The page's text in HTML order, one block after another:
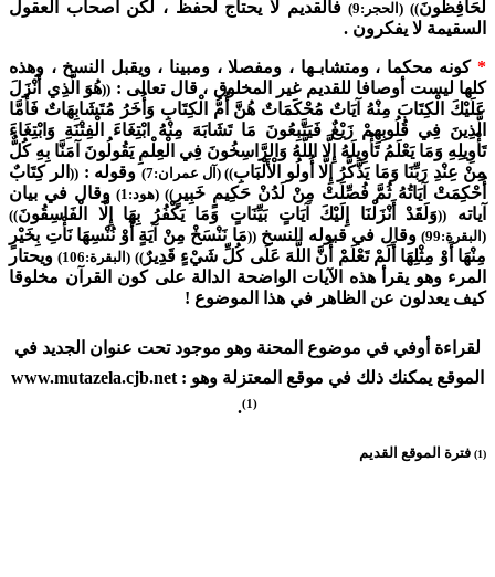
لَحَافِظُونَ)) (الحجر:9)
فالقديم لا يحتاج لحفظ ، لكن أصحاب العقول
السقيمة لا يفكرون .
* كونه محكما ، ومتشابـها ، ومفصلا ، ومبينا ، ويقبل النسخ ، وهذه
كلها ليست أوصافا للقديم غير المخلوق ، قال تعالى : ((هُوَ الَّذِي أَنْزَلَ
عَلَيْكَ الْكِتَابَ مِنْهُ آيَاتٌ مُحْكَمَاتٌ هُنَّ أُمُّ الْكِتَابِ وَأُخَرُ مُتَشَابِهَاتٌ فَأَمَّا
الَّذِينَ فِي قُلُوبِهِمْ زَيْغٌ فَيَتَّبِعُونَ مَا تَشَابَهَ مِنْهُ ابْتِغَاءَ الْفِتْنَةِ وَابْتِغَاءَ
تَأْوِيلِهِ وَمَا يَعْلَمُ تَأْوِيلَهُ إِلَّا اللَّهُ وَالرَّاسِخُونَ فِي الْعِلْمِ يَقُولُونَ آمَنَّا بِهِ كُلٌّ
مِنْ عِنْدِ رَبِّنَا وَمَا يَذَّكَّرُ إِلَّا أُولُو الْأَلْبَابِ)) (آل عمران:7) وقوله : ((الر كِتَابٌ
أُحْكِمَتْ آيَاتُهُ ثُمَّ فُصِّلَتْ مِنْ لَدُنْ حَكِيمٍ خَبِيرٍ )) (هود:1)
وقال في بيان
آياته ((وَلَقَدْ أَنْزَلْنَا إِلَيْكَ آيَاتٍ بَيِّنَاتٍ وَمَا يَكْفُرُ بِهَا إِلَّا الْفَاسِقُونَ))
(البقرة:99)
وقال في قبوله النسخ((مَا نَنْسَخْ مِنْ آيَةٍ أَوْ نُنْسِهَا نَأْتِ بِخَيْرٍ
مِنْهَا أَوْ مِثْلِهَا أَلَمْ تَعْلَمْ أَنَّ اللَّهَ عَلَى كُلِّ شَيْءٍ قَدِيرٌ)) (البقرة:106)
ويحتار
المرء وهو يقرأ هذه الآيات الواضحة الدالة على كون القرآن مخلوقا
كيف يعدلون عن الظاهر في هذا الموضوع !
لقراءة أوفي في موضوع المحنة وهو موجود تحت عنوان الجديد في
الموقع يمكنك ذلك في موقع المعتزلة وهو : www.mutazela.cjb.net
(1)
.
(1) فترة الموقع القديم